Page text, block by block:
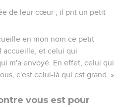
de leur cœur ; il prit un petit
en mon nom ce petit
accueille, et celui qui
m'a envoyé. En effet, celui qui
c'est celui-là qui est grand. »
vous est pour